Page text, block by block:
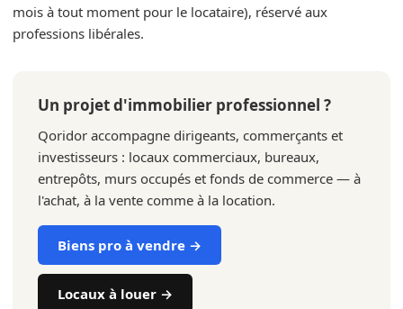
mois à tout moment pour le locataire), réservé aux
professions libérales.
Un projet d'immobilier professionnel ?
Qoridor accompagne dirigeants, commerçants et
investisseurs : locaux commerciaux, bureaux,
entrepôts, murs occupés et fonds de commerce — à
l'achat, à la vente comme à la location.
Biens pro à vendre →
Locaux à louer →